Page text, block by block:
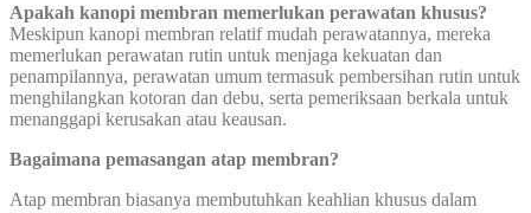
Apakah kanopi membran memerlukan perawatan khusus?
Meskipun kanopi membran relatif mudah perawatannya, mereka
memerlukan perawatan rutin untuk menjaga kekuatan dan
penampilannya, perawatan umum termasuk pembersihan rutin untuk
menghilangkan kotoran dan debu, serta pemeriksaan berkala untuk
menanggapi kerusakan atau keausan.
Bagaimana pemasangan atap membran?
Atap membran biasanya membutuhkan keahlian khusus dalam